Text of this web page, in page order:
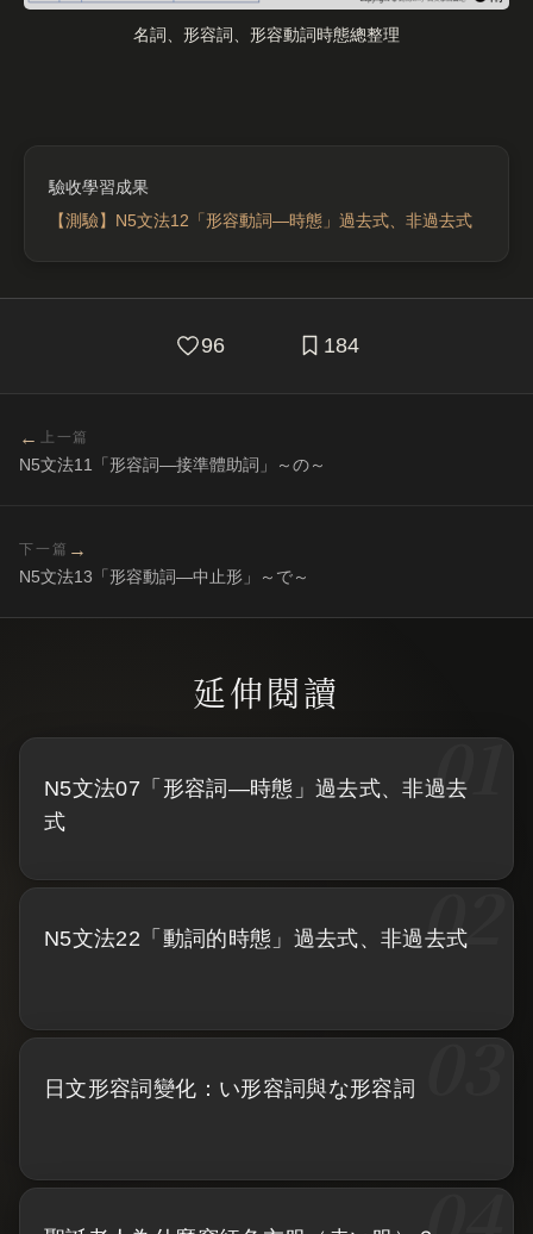
名詞、形容詞、形容動詞時態總整理
【測驗】N5文法12「形容動詞—時態」過去式、非過去式
96 184
← 上一篇
N5文法11「形容詞—接準體助詞」～の～
下一篇 →
N5文法13「形容動詞—中止形」～で～
N5文法07「形容詞—時態」過去式、非過去
式
N5文法22「動詞的時態」過去式、非過去式
日文形容詞變化：い形容詞與な形容詞